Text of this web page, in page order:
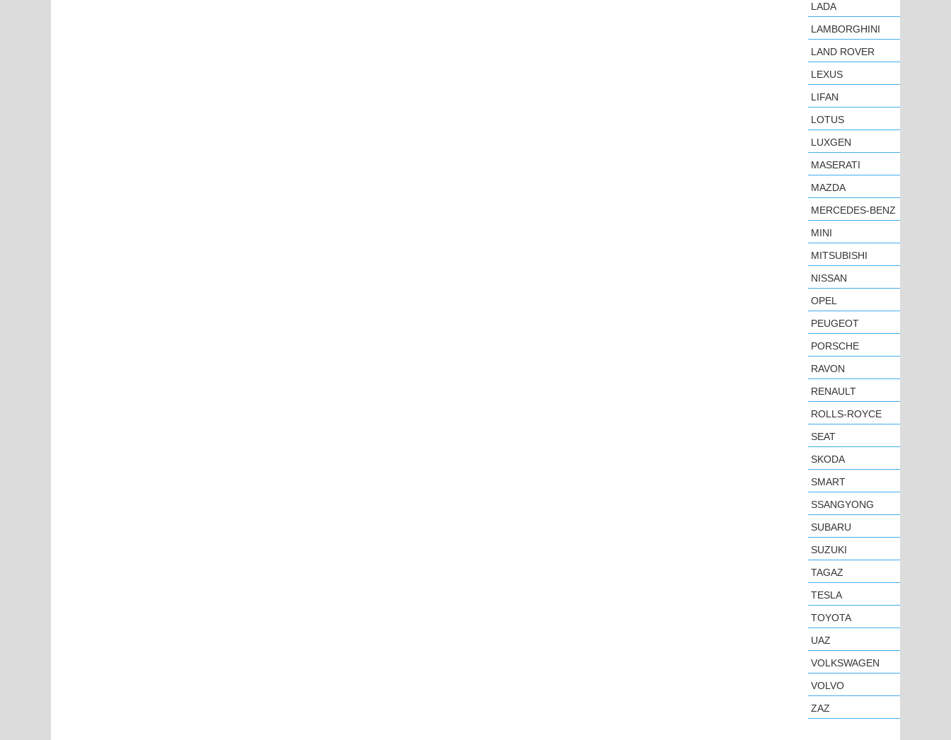
LADA
LAMBORGHINI
LAND ROVER
LEXUS
LIFAN
LOTUS
LUXGEN
MASERATI
MAZDA
MERCEDES-BENZ
MINI
MITSUBISHI
NISSAN
OPEL
PEUGEOT
PORSCHE
RAVON
RENAULT
ROLLS-ROYCE
SEAT
SKODA
SMART
SSANGYONG
SUBARU
SUZUKI
TAGAZ
TESLA
TOYOTA
UAZ
VOLKSWAGEN
VOLVO
ZAZ